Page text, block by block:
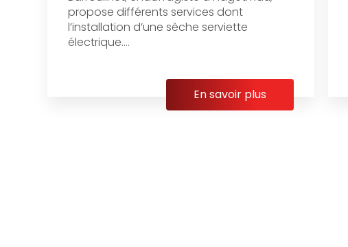
propose différents services dont
l’installation d’une sèche serviette
électrique....
En savoir plus